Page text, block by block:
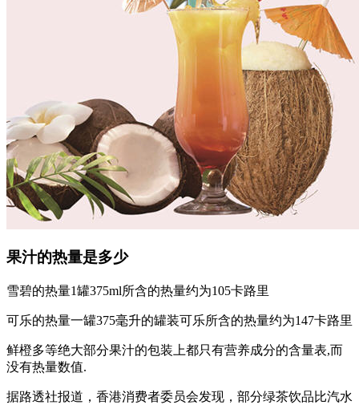
果汁的热量是多少
雪碧的热量1罐375ml所含的热量约为105卡路里
可乐的热量一罐375毫升的罐装可乐所含的热量约为147卡路里
鲜橙多等绝大部分果汁的包装上都只有营养成分的含量表,而
没有热量数值.
据路透社报道，香港消费者委员会发现，部分绿茶饮品比汽水